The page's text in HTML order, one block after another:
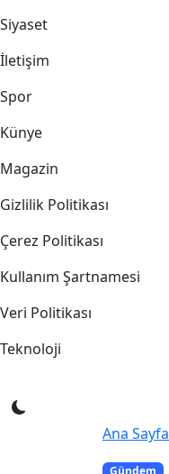
Siyaset
İletişim
Spor
Künye
Magazin
Gizlilik Politikası
Çerez Politikası
Kullanım Şartnamesi
Veri Politikası
Teknoloji
Ana Sayfa